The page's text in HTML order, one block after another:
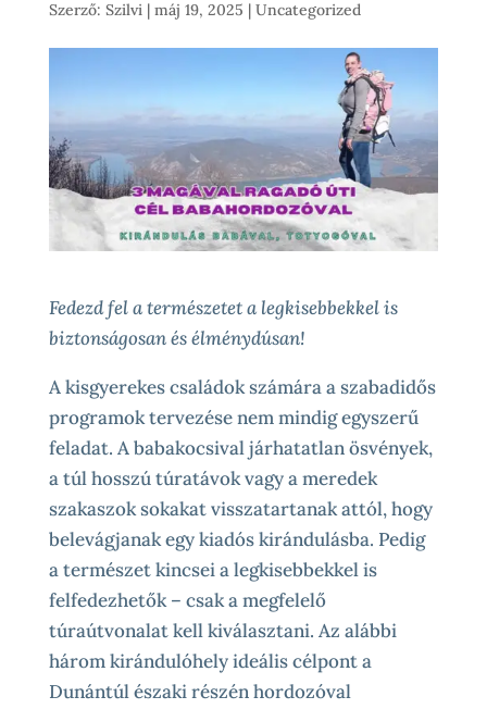
Szerző: Szilvi| máj 19, 2025 | Uncategorized
Fedezd fel a természetet a legkisebbekkel is
biztonságosan és élménydúsan!
A kisgyerekes családok számára a szabadidős
programok tervezése nem mindig egyszerű
feladat. A babakocsival járhatatlan ösvények,
a túl hosszú túratávok vagy a meredek
szakaszok sokakat visszatartanak attól, hogy
belevágjanak egy kiadós kirándulásba. Pedig
a természet kincsei a legkisebbekkel is
felfedezhetők – csak a megfelelő
túraútvonalat kell kiválasztani. Az alábbi
három kirándulóhely ideális célpont a
Dunántúl északi részén hordozóval